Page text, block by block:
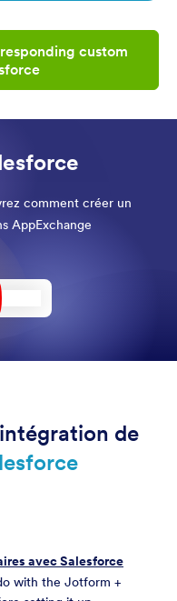
custom
comment créer un
AppExchange
de
avec Salesforce
with the Jotform +